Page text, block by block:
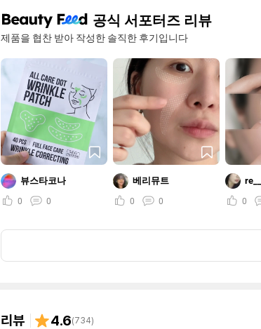
공식 서포터즈 리뷰
제품을 협찬 받아 작성한 솔직한 후기입니다
뷰스타코나
0 0
베리뮤트
0 0 0
리뷰 4.6(734)